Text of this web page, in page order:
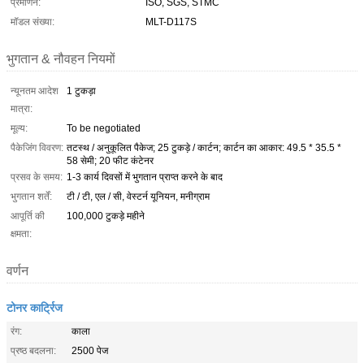
प्रमाणन:
ISO, SGS, STMC
मॉडल संख्या:
MLT-D117S
भुगतान & नौवहन नियमों
न्यूनतम आदेश
मात्रा:
1 टुकड़ा
मूल्य:
To be negotiated
पैकेजिंग विवरण: तटस्थ / अनुकूलित पैकेज; 25 टुकड़े / कार्टन; कार्टन का आकार: 49.5 * 35.5 *
58 सेमी; 20 फीट कंटेनर
प्रसव के समय: 1-3 कार्य दिवसों में भुगतान प्राप्त करने के बाद
भुगतान शर्तें:
टी / टी, एल / सी, वेस्टर्न यूनियन, मनीग्राम
आपूर्ति की
क्षमता:
100,000 टुकड़े महीने
वर्णन
टोनर कार्ट्रिज
रंग:
काला
प्रष्ठ बदलना:
2500 पेज